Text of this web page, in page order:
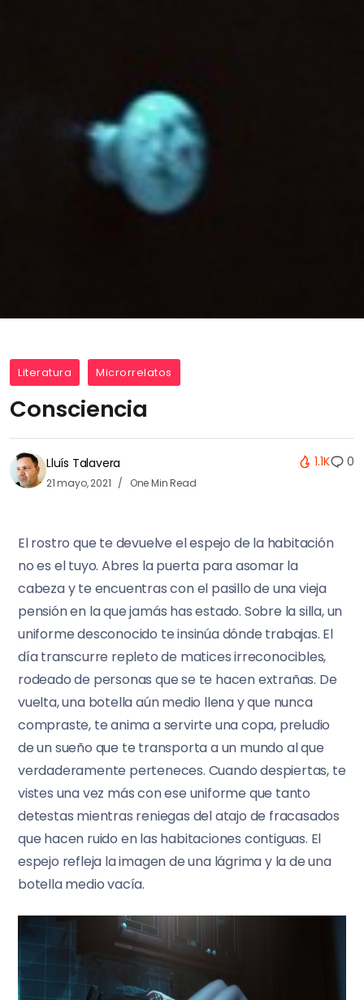
Literatura Microrrelatos
Consciencia
Lluís Talavera
21 mayo, 2021 One Min Read
1.1K 0
El rostro que te devuelve el espejo de la habitación
no es el tuyo. Abres la puerta para asomar la
cabeza y te encuentras con el pasillo de una vieja
pensión en la que jamás has estado. Sobre la silla, un
uniforme desconocido te insinúa dónde trabajas. El
día transcurre repleto de matices irreconocibles,
rodeado de personas que se te hacen extrañas. De
vuelta, una botella aún medio llena y que nunca
compraste, te anima a servirte una copa, preludio
de un sueño que te transporta a un mundo al que
verdaderamente perteneces. Cuando despiertas, te
vistes una vez más con ese uniforme que tanto
detestas mientras reniegas del atajo de fracasados
que hacen ruido en las habitaciones contiguas. El
espejo refleja la imagen de una lágrima y la de una
botella medio vacía.